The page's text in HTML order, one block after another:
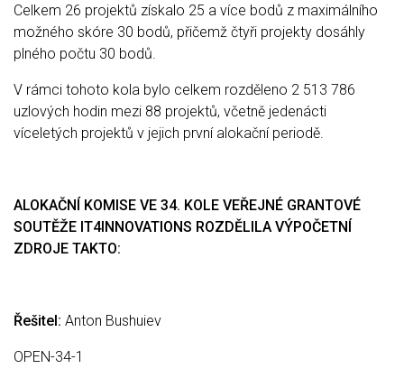
Celkem 26 projektů získalo 25 a více bodů z maximálního
možného skóre 30 bodů, přičemž čtyři projekty dosáhly
plného počtu 30 bodů.
V rámci tohoto kola bylo celkem rozděleno 2 513 786
uzlových hodin mezi 88 projektů, včetně jedenácti
víceletých projektů v jejich první alokační periodě.
ALOKAČNÍ KOMISE VE 34. KOLE VEŘEJNÉ GRANTOVÉ
SOUTĚŽE IT4INNOVATIONS ROZDĚLILA VÝPOČETNÍ
ZDROJE TAKTO:
Řešitel: Anton Bushuiev
OPEN-34-1